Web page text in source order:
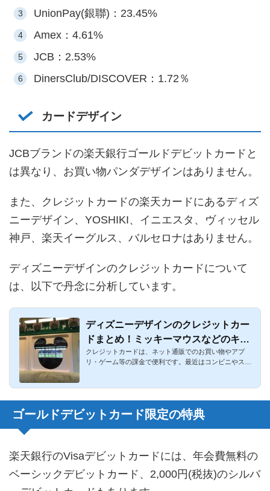
UnionPay(銀聯)：23.45%
Amex：4.61%
JCB：2.53%
DinersClub/DISCOVER：1.72％
カードデザイン
JCBブランドの楽天銀行ゴールドデビットカードと
は異なり、お買い物パンダデザインはありません。
また、クレジットカードの楽天カードにあるディズ
ニーデザイン、YOSHIKI、イニエスタ、ヴィッセル
神戸、楽天イーグルス、バルセロナはありません。
ディズニーデザインのクレジットカードについて
は、以下で丹念に分析しています。
ディズニーデザインのクレジットカー
ドまとめ！ミッキーマウスなどのキャ
ラが嬉しい！
クレジットカードは、ネット通販でのお買い物やアプ
リ・ゲーム等の課金で便利です。最近はコンビニやスー
ゴールドデビットカード限定の特典
楽天銀行のVisaデビットカードには、年会費無料の
ベーシックデビットカード、2,000円(税抜)のシルバ